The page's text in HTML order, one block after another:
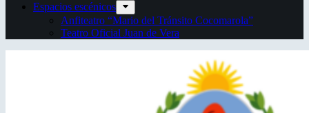
Espacios escénicos
Anfiteatro “Mario del Tránsito Cocomarola”
Teatro Oficial Juan de Vera